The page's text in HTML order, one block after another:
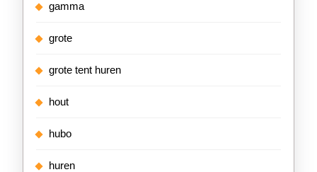
gamma
grote
grote tent huren
hout
hubo
huren